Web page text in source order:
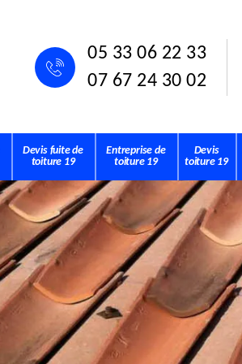
05 33 06 22 33
07 67 24 30 02
Devis fuite de
toiture 19
Entreprise de
toiture 19
Devis
toiture 19